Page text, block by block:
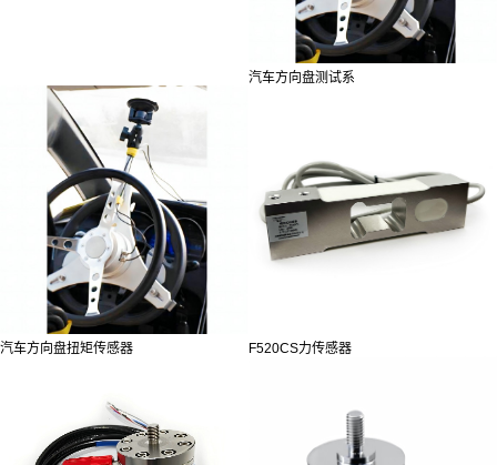
汽车方向盘测试系
汽车方向盘扭矩传感器 F520CS力传感器